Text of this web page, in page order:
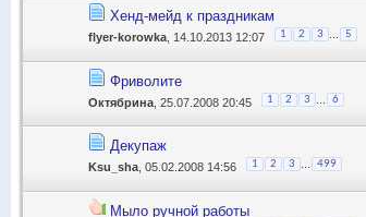
Хенд-мейд к праздникам
flyer-korowka , 14.10.2013 12:07 1 2 3 5
Фриволите
Октябрина , 25.07.2008 20:45 1 2 3 6
Декупаж
Ksu_sha , 05.02.2008 14:56 1 2 3 499
Мыло ручной работы